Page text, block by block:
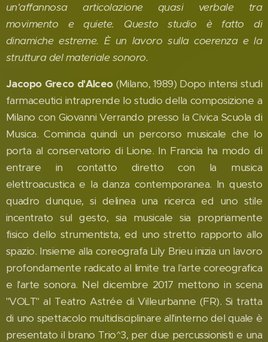
un'affannosa articolazione quasi verbale tra
movimento e quiete. Questo studio è fatto di
dinamiche estreme. È un lavoro sulla coerenza e la
struttura del materiale sonoro.
Jacopo Greco d'Alceo (Milano, 1989) Dopo intensi studi
farmaceutici intraprende lo studio della composizione a
Milano con Giovanni Verrando presso la Civica Scuola di
Musica. Comincia quindi un percorso musicale che lo
porta al conservatorio di Lione. In Francia ha modo di
entrare in contatto diretto con la musica
elettroacustica e la danza contemporanea. In questo
quadro dunque, si delinea una ricerca ed uno stile
incentrato sul gesto, sia musicale sia propriamente
fisico dello strumentista, ed uno stretto rapporto allo
spazio. Insieme alla coreografa Lily Brieu inizia un lavoro
profondamente radicato al limite tra l'arte coreografica
e l'arte sonora. Nel dicembre 2017 mettono in scena
"VOLT" al Teatro Astrée di Villeurbanne (FR). Si tratta
di uno spettacolo multidisciplinare all'interno del quale è
presentato il brano Trio^3, per due percussionisti e una